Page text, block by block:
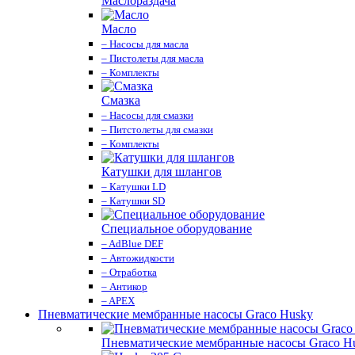
Масло
– Насосы для масла
– Пистолеты для масла
– Комплекты
Смазка
– Насосы для смазки
– Питстолеты для смазки
– Комплекты
Катушки для шлангов
– Катушки LD
– Катушки SD
Специальное оборудование
– AdBlue DEF
– Автожидкости
– Отработка
– Антикор
– APEX
Пневматические мембранные насосы Graco Husky
Пневматические мембранные насосы Graco